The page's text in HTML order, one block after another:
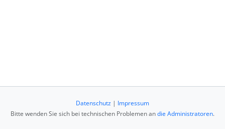
Datenschutz | Impressum
Bitte wenden Sie sich bei technischen Problemen andie Administratoren.